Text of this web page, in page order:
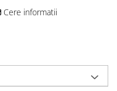
Cere informatii